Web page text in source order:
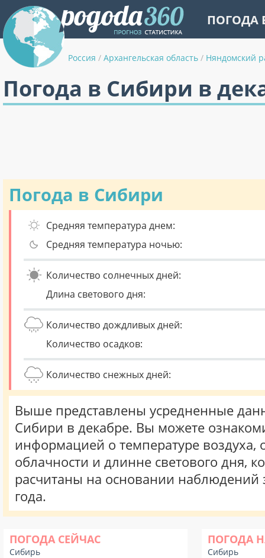
ПОГОДА
Россия / Архангельская область / Няндомский
Погода в Сибири в
Погода в Сибири
Средняя температура днем:
Средняя температура ночью:
Количество солнечных дней:
Длина светового дня:
Количество дождливых дней:
Количество осадков:
Количество снежных дней:
Выше представлены усредненные
Сибири в декабре. Вы можете
информацией о температуре воздуха,
облачности и длинне светового дня,
расчитаны на основании наблюдений
года.
ПОГОДА СЕЙЧАС
Сибирь
ПОГОДА
Сибирь